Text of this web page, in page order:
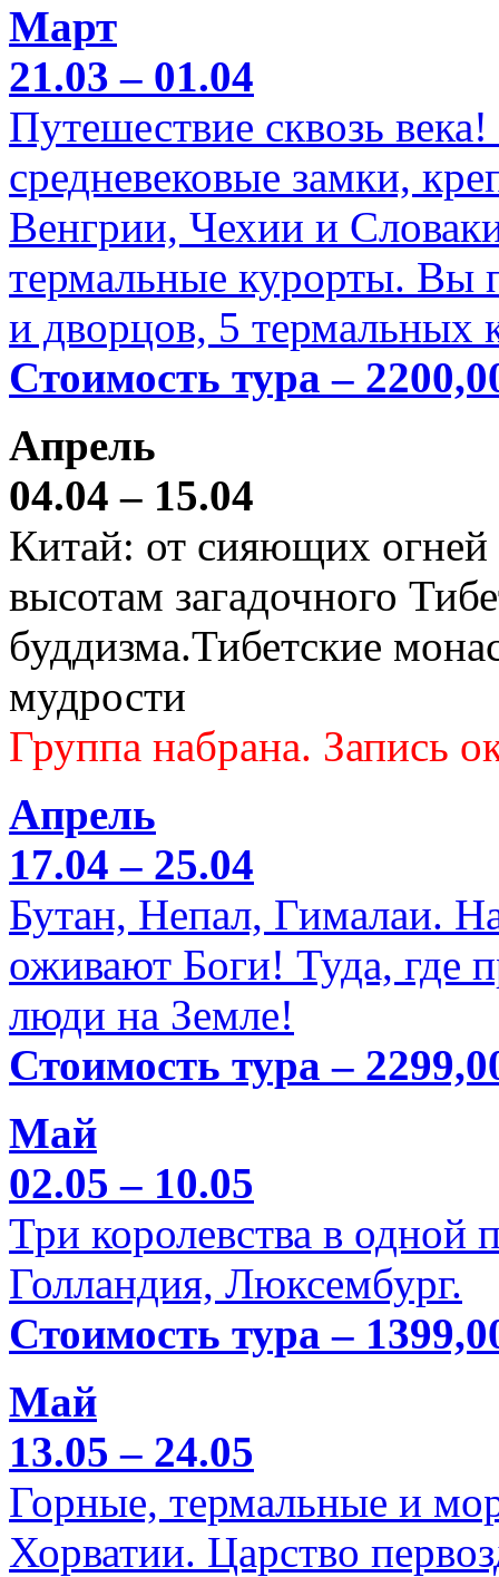
Март
21.03 – 01.04
Путешествие сквозь
средневековые замки,
Венгрии, Чехии и
термальные курорты. Вы
и дворцов, 5 термальных
Стоимость тура –
Апрель
04.04 – 15.04
Китай: от сияющих
высотам загадочного
буддизма.Тибетские
мудрости
Группа набрана. Запись
Апрель
17.04 – 25.04
Бутан, Непал, Гималаи.
оживают Боги! Туда, где
люди на Земле!
Стоимость тура –
Май
02.05 – 10.05
Три королевства в одной
Голландия, Люксембург.
Стоимость тура –
Май
13.05 – 24.05
Горные, термальные и
Хорватии. Царство